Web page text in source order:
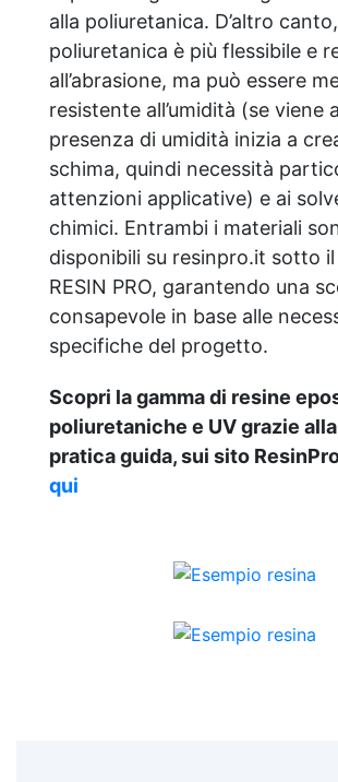
alla poliuretanica. D’altro
poliuretanica è più flessibile e
all’abrasione, ma può essere
resistente all’umidità (se viene
presenza di umidità inizia a
schima, quindi necessità
attenzioni applicative) e ai
chimici. Entrambi i materiali
disponibili su resinpro.it sotto
RESIN PRO, garantendo una
consapevole in base alle
specifiche del progetto.
Scopri la gamma di resine
poliuretaniche e UV grazie
pratica guida, sui sito
qui